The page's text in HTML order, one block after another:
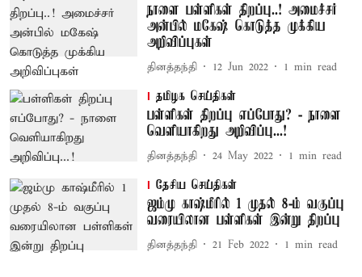
நாளை பள்ளிகள் திறப்பு..! அமைச்சர்
அன்பில் மகேஷ் கொடுத்த முக்கிய
அறிவிப்புகள்
தினத்தந்தி 12 Jun 2022 1 min read
தமிழக செய்திகள்
பள்ளிகள் திறப்பு எப்போது? - நாளை
வெளியாகிறது அறிவிப்பு...!
தினத்தந்தி 24 May 2022 1 min read
தேசிய செய்திகள்
ஜம்மு காஷ்மீரில் 1 முதல் 8-ம் வகுப்பு
வரையிலான பள்ளிகள் இன்று திறப்பு
தினத்தந்தி 21 Feb 2022 1 min read